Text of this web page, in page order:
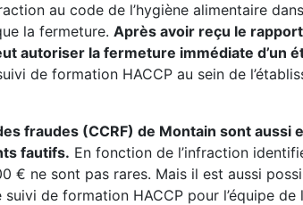
au code de l’hygiène alimentaire
la fermeture. Après avoir reçu le
autoriser la fermeture immédiate d’un
de formation HACCP au sein de
fraudes (CCRF) de Montain sont aussi
fautifs. En fonction de l’infraction
€ ne sont pas rares. Mais il est aussi
de formation HACCP pour l’équipe de